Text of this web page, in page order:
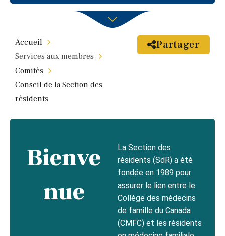
Accueil
Services aux membres
Comités
Conseil de la Section des
résidents
Partager
Bienve
nue
La Section des
résidents (SdR) a été
fondée en 1989 pour
assurer le lien entre le
Collège des médecins
de famille du Canada
(CMFC) et les résidents